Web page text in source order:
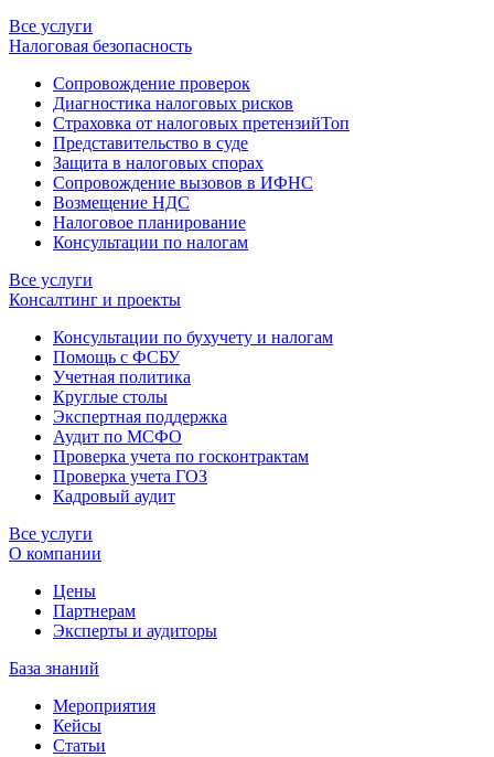
Все услуги
Налоговая безопасность
Сопровождение проверок
Диагностика налоговых рисков
Страховка от налоговых претензийТоп
Представительство в суде
Защита в налоговых спорах
Сопровождение вызовов в ИФНС
Возмещение НДС
Налоговое планирование
Консультации по налогам
Все услуги
Консалтинг и проекты
Консультации по бухучету и налогам
Помощь с ФСБУ
Учетная политика
Круглые столы
Экспертная поддержка
Аудит по МСФО
Проверка учета по госконтрактам
Проверка учета ГОЗ
Кадровый аудит
Все услуги
О компании
Цены
Партнерам
Эксперты и аудиторы
База знаний
Мероприятия
Кейсы
Статьи